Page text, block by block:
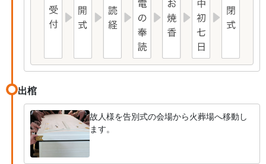
出棺
故人様を告別式の会場から火葬場へ移動し
ます。